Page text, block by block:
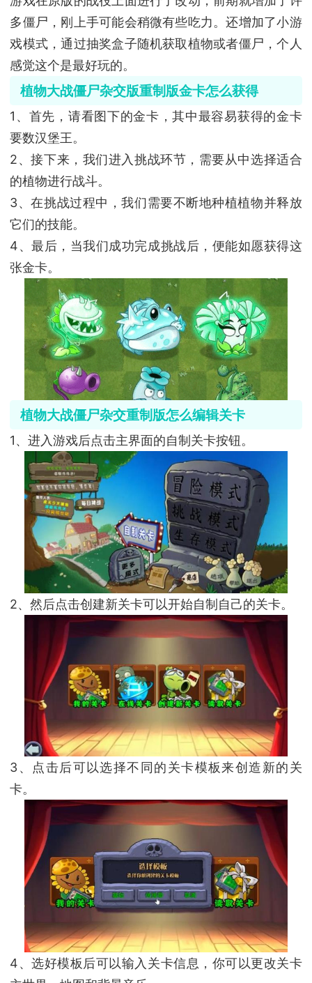
多僵尸，刚上手可能会稍微有些吃力。还增加了小游
戏模式，通过抽奖盒子随机获取植物或者僵尸，个人
感觉这个是最好玩的。
植物大战僵尸杂交版重制版金卡怎么获得
1、首先，请看图下的金卡，其中最容易获得的金卡
要数汉堡王。
2、接下来，我们进入挑战环节，需要从中选择适合
的植物进行战斗。
3、在挑战过程中，我们需要不断地种植植物并释放
它们的技能。
4、最后，当我们成功完成挑战后，便能如愿获得这
张金卡。
植物大战僵尸杂交重制版怎么编辑关卡
1、进入游戏后点击主界面的自制关卡按钮。
2、然后点击创建新关卡可以开始自制自己的关卡。
3、点击后可以选择不同的关卡模板来创造新的关
卡。
4、选好模板后可以输入关卡信息，你可以更改关卡